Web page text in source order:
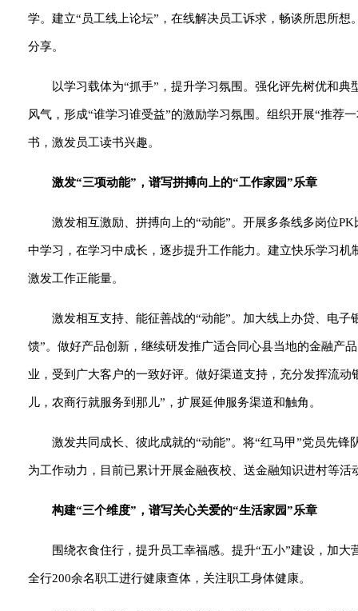
学。建立“员工线上论坛”，在线解决员工诉求，畅谈所思所
分享。
以学习载体为“抓手”，提升学习氛围。强化评先树优和
风气，形成“谁学习谁受益”的激励学习氛围。组织开展“推荐
书，激发员工读书兴趣。
激发“三项动能”，谱写拼搏向上的“工作家园”乐章
激发相互激励、拼搏向上的“动能”。开展多条线多岗位
中学习，在学习中成长，逐步提升工作能力。建立快乐学习
激发工作正能量。
激发相互支持、能征善战的“动能”。加大线上办贷、电
馈”。做好产品创新，继续研发推广适合同心县当地的金融产
业，受到广大客户的一致好评。做好渠道支持，充分发挥流
儿，农商行就服务到那儿”，扩展延伸服务渠道和触角。
激发共同成长、彼此成就的“动能”。将“红马甲”党员先
为工作动力，目前已累计开展金融夜校、送金融知识进村等
构建“三个维度”，谱写关心关爱的“生活家园”乐章
围绕衣食住行，提升员工幸福感。提升“五小”建设，加
全行200余名职工进行健康查体，关注职工身体健康。